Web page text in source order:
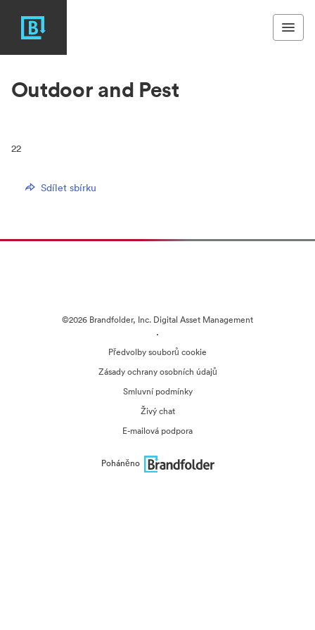
Outdoor and Pest
22
Sdílet sbírku
©2026 Brandfolder, Inc. Digital Asset Management
·
Předvolby souborů cookie
Zásady ochrany osobních údajů
Smluvní podmínky
Živý chat
E-mailová podpora
Poháněno